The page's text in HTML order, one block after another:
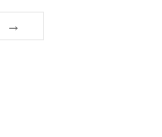
→